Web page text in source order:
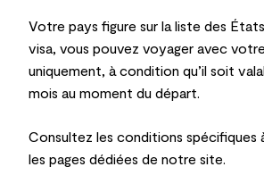
Votre pays figure sur la liste des
visa, vous pouvez voyager avec
uniquement, à condition qu’il soit
mois au moment du départ.
Consultez les conditions spécifiques
les pages dédiées de notre site.